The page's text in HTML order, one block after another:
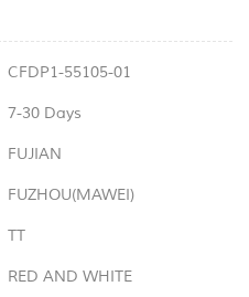
CFDP1-55105-01
7-30 Days
FUJIAN
FUZHOU(MAWEI)
TT
RED AND WHITE